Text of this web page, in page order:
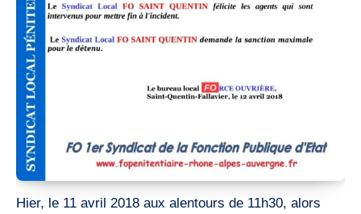
Hier, le 11 avril 2018 aux alentours de 11h30, alors